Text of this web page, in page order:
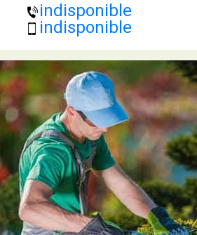
indisponible
indisponible